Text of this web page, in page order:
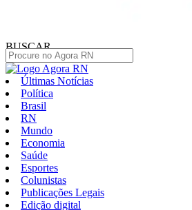
BUSCAR
Últimas Notícias
Política
Brasil
RN
Mundo
Economia
Saúde
Esportes
Colunistas
Publicações Legais
Edição digital